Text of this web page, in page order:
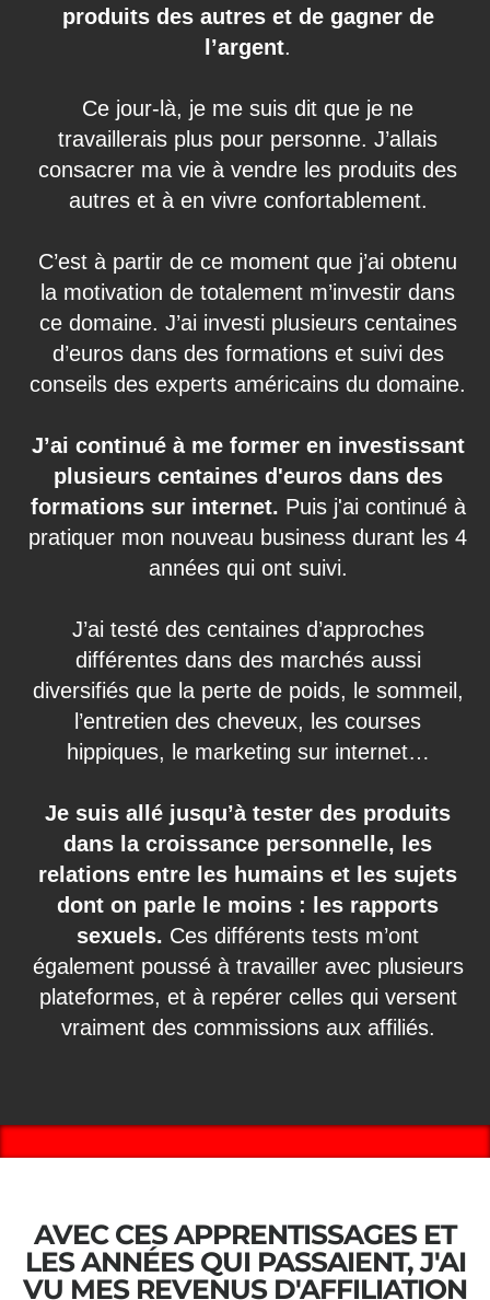
produits des autres et de gagner de
l’argent.
Ce jour-là, je me suis dit que je ne
travaillerais plus pour personne. J’allais
consacrer ma vie à vendre les produits des
autres et à en vivre confortablement.
C’est à partir de ce moment que j’ai obtenu
la motivation de totalement m’investir dans
ce domaine. J’ai investi plusieurs centaines
d’euros dans des formations et suivi des
conseils des experts américains du domaine.
J’ai continué à me former en investissant
plusieurs centaines d'euros dans des
formations sur internet. Puis j'ai continué à
pratiquer mon nouveau business durant les 4
années qui ont suivi.
J’ai testé des centaines d’approches
différentes dans des marchés aussi
diversifiés que la perte de poids, le sommeil,
l’entretien des cheveux, les courses
hippiques, le marketing sur internet…
Je suis allé jusqu’à tester des produits
dans la croissance personnelle, les
relations entre les humains et les sujets
dont on parle le moins : les rapports
sexuels. Ces différents tests m’ont
également poussé à travailler avec plusieurs
plateformes, et à repérer celles qui versent
vraiment des commissions aux affiliés.
AVEC CES APPRENTISSAGES ET
LES ANNÉES QUI PASSAIENT, J'AI
VU MES REVENUS D'AFFILIATION